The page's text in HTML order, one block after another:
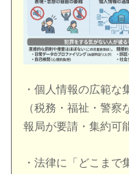
・個人情報の広範な
（税務・福祉・警
報局が要請・集約可
・法律に「どこま